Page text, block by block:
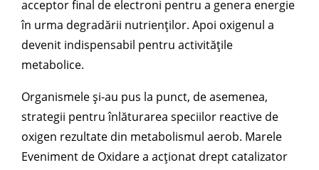
acceptor final de electroni pentru a genera energie
în urma degradării nutrienților. Apoi oxigenul a
devenit indispensabil pentru activitățile
metabolice.
Organismele și-au pus la punct, de asemenea,
strategii pentru înlăturarea speciilor reactive de
oxigen rezultate din metabolismul aerob. Marele
Eveniment de Oxidare a acționat drept catalizator